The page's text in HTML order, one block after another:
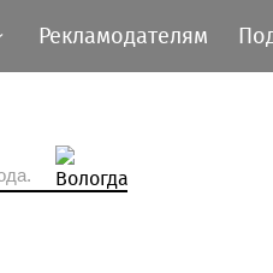
Рекламодателям